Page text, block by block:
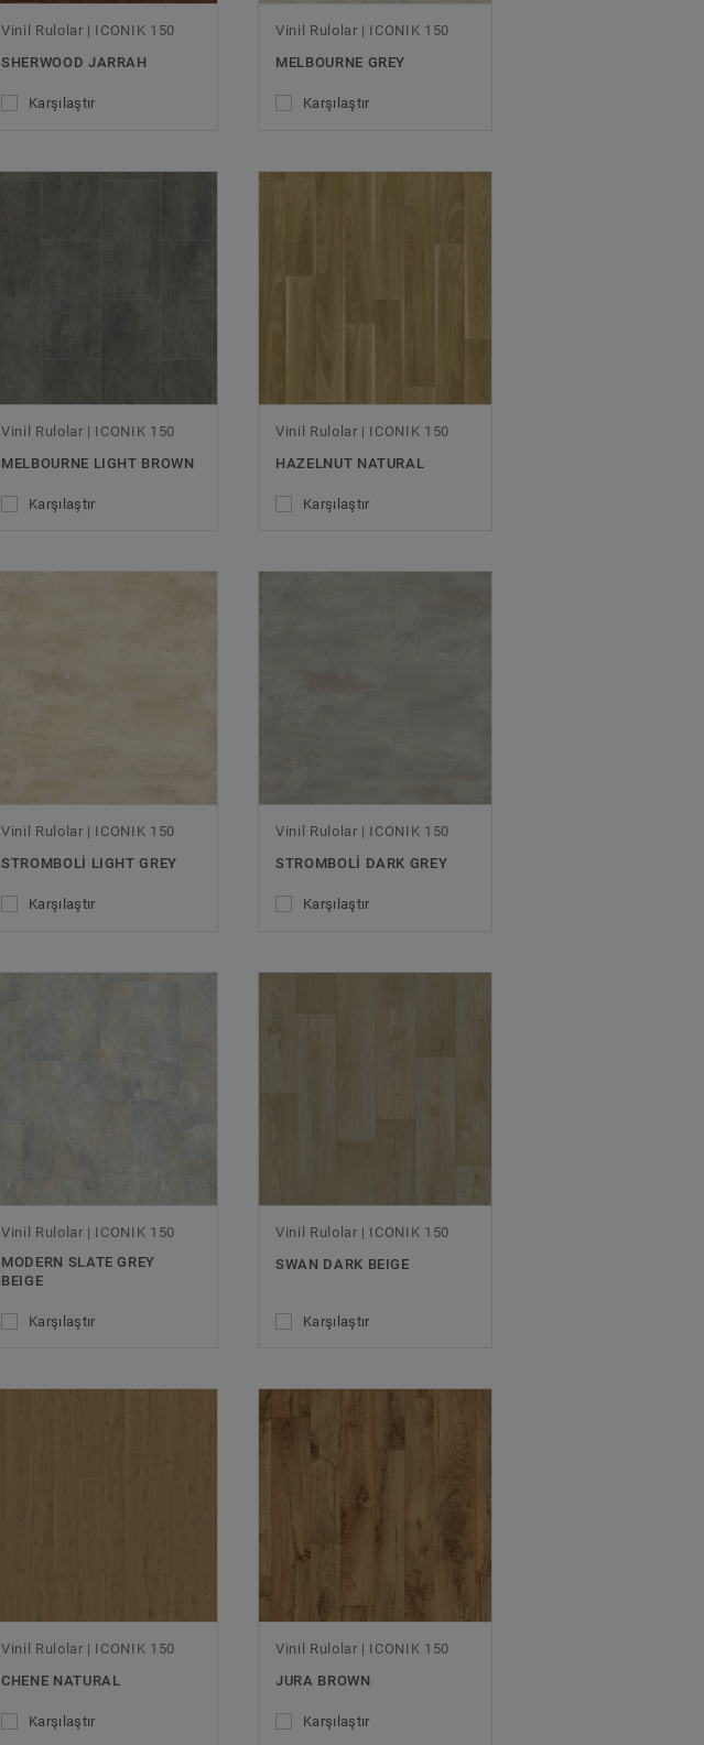
Vinil Rulolar | ICONIK 150
SHERWOOD JARRAH
Karşılaştır
Vinil Rulolar | ICONIK 150
MELBOURNE GREY
Karşılaştır
Vinil Rulolar | ICONIK 150
MELBOURNE LIGHT BROWN
Karşılaştır
Vinil Rulolar | ICONIK 150
HAZELNUT NATURAL
Karşılaştır
Vinil Rulolar | ICONIK 150
STROMBOLI LIGHT GREY
Karşılaştır
Vinil Rulolar | ICONIK 150
STROMBOLI DARK GREY
Karşılaştır
Vinil Rulolar | ICONIK 150
MODERN SLATE GREY
BEIGE
Karşılaştır
Vinil Rulolar | ICONIK 150
SWAN DARK BEIGE
Karşılaştır
Vinil Rulolar | ICONIK 150
CHENE NATURAL
Karşılaştır
Vinil Rulolar | ICONIK 150
JURA BROWN
Karşılaştır